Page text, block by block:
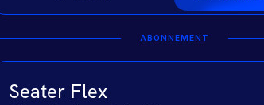
ABONNEMENT
Seater Flex